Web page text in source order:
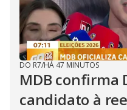
DO R7/HÁ 47 MINUTOS
MDB confirma
candidato à